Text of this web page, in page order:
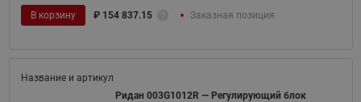
В корзину ₽ 154 837.15 Заказная позиция
Ридан 003G1012R — Регулирующий блок